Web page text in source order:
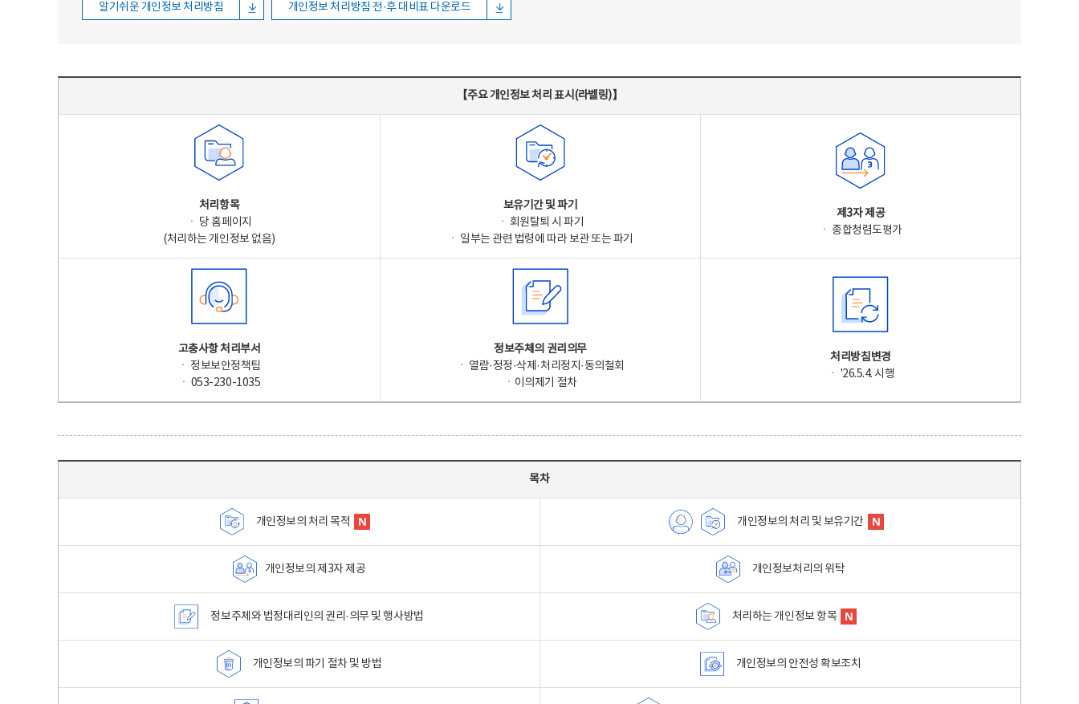
알기쉬운 개인정보 처리방침 개인정보 처리방침 전·후 대비표 다운로드
【주요 개인정보 처리 표시(라벨링)】
처리항목
ㆍ 당 홈페이지
(처리하는 개인정보 없음)
보유기간 및 파기
ㆍ 회원탈퇴 시 파기
ㆍ 일부는 관련 법령에 따라 보관 또는 파기
제3자 제공
ㆍ 종합청렴도평가
고충사항 처리부서
ㆍ 정보보안정책팀
ㆍ 053-230-1035
정보주체의 권리의무
ㆍ 열람·정정·삭제·처리정지·동의철회
ㆍ이의제기 절차
처리방침변경
ㆍ '26.5.4. 시행
목차
개인정보의 처리 목적 개인정보의 처리 및 보유기간
개인정보의 제3자 제공 개인정보처리의 위탁
정보주체와 법정대리인의 권리·의무 및 행사방법 처리하는 개인정보 항목
개인정보의 파기 절차 및 방법 개인정보의 안전성 확보조치